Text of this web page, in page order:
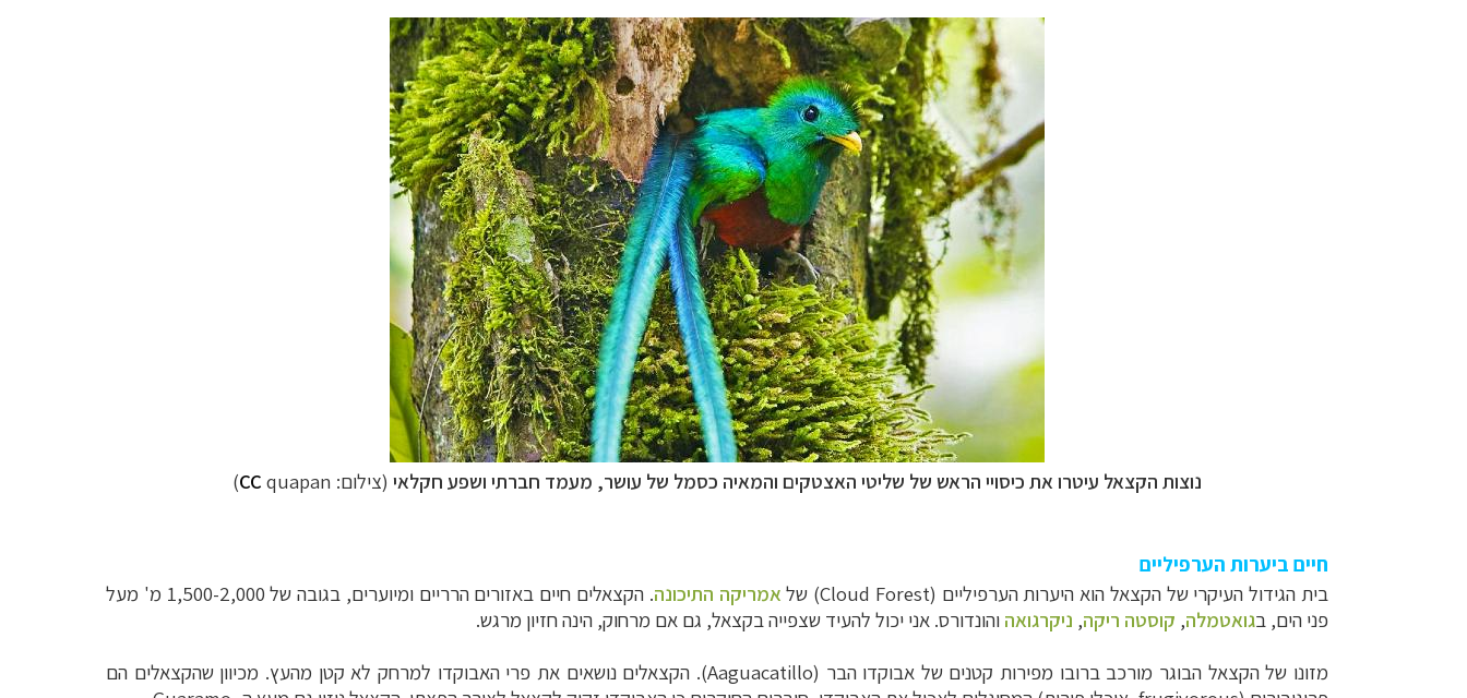
נוצות הקצאל עיטרו את כיסויי הראש של שליטי האצטקים והמאיה כסמל של עושר, מעמד חברתי ושפע חקלאי (צילום: CC quapan
)
חיים ביערות הערפיליים
בית הגידול העיקרי של הקצאל הוא היערותהערפיליים (Cloud Forest) של אמריקה התיכונה. הקצאלים חיים באזורים
הרריים ומיוערים, בגובה של 1,500-2,000 מ' מעל
פני הים, בגואטמלה, קוסטה ריקה, ניקרגואה והונדורס. אני יכול להעיד שצפייה בקצאל, גם אם מרחוק, הינהחזיון מרגש.
מזונו של הקצאל הבוגר מורכב ברובו מפירות קטנים של אבוקדוהבר .(Aaguacatillo) הקצאלים נושאים את פרי האבוקדו למרחק לא קטן מהעץ. מכיווןשהקצאלים הם